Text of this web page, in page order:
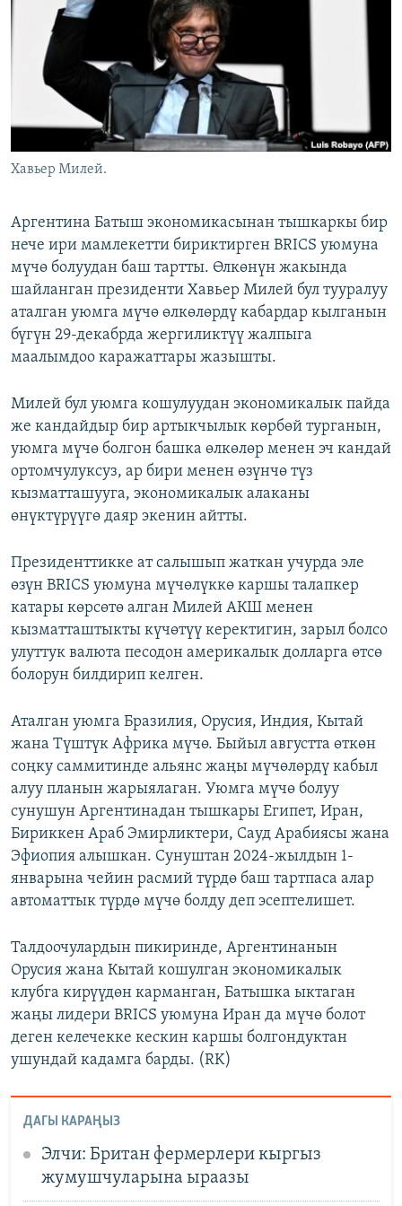
ЭЖЕ-СИҢДИЛЕР
АЗАТТЫК+
ЫҢГАЙСЫЗ СУРООЛОР
ОНЛАЙН ШЕРИНЕ
ЭЕ/АРнун бардык сайттары
Хавьер Милей.
Аргентина Батыш экономикасынан тышкаркы бир
нече ири мамлекетти бириктирген BRICS уюмуна
мүчө болуудан баш тартты. Өлкөнүн жакында
шайланган президенти Хавьер Милей бул тууралуу
аталган уюмга мүчө өлкөлөрдү кабардар кылганын
бүгүн 29-декабрда жергиликтүү жалпыга
маалымдоо каражаттары жазышты.
Милей бул уюмга кошулуудан экономикалык пайда
же кандайдыр бир артыкчылык көрбөй турганын,
уюмга мүчө болгон башка өлкөлөр менен эч кандай
ортомчулуксуз, ар бири менен өзүнчө түз
кызматташууга, экономикалык алаканы
өнүктүрүүгө даяр экенин айтты.
Президенттикке ат салышып жаткан учурда эле
өзүн BRICS уюмуна мүчөлүккө каршы талапкер
катары көрсөтө алган Милей АКШ менен
кызматташтыкты күчөтүү керектигин, зарыл болсо
улуттук валюта песодон америкалык долларга өтсө
болорун билдирип келген.
Аталган уюмга Бразилия, Орусия, Индия, Кытай
жана Түштүк Африка мүчө. Быйыл августта өткөн
соңку саммитинде альянс жаңы мүчөлөрдү кабыл
алуу планын жарыялаган. Уюмга мүчө болуу
сунушун Аргентинадан тышкары Египет, Иран,
Бириккен Араб Эмирликтери, Сауд Арабиясы жана
Эфиопия алышкан. Сунуштан 2024-жылдын 1-
январына чейин расмий түрдө баш тартпаса алар
автоматтык түрдө мүчө болду деп эсептелишет.
Талдоочулардын пикиринде, Аргентинанын
Орусия жана Кытай кошулган экономикалык
клубга кирүүдөн карманган, Батышка ыктаган
жаңы лидери BRICS уюмуна Иран да мүчө болот
деген келечекке кескин каршы болгондуктан
ушундай кадамга барды. (RK)
ДАГЫ КАРАҢЫЗ
Элчи: Британ фермерлери кыргыз
жумушчуларына ыраазы